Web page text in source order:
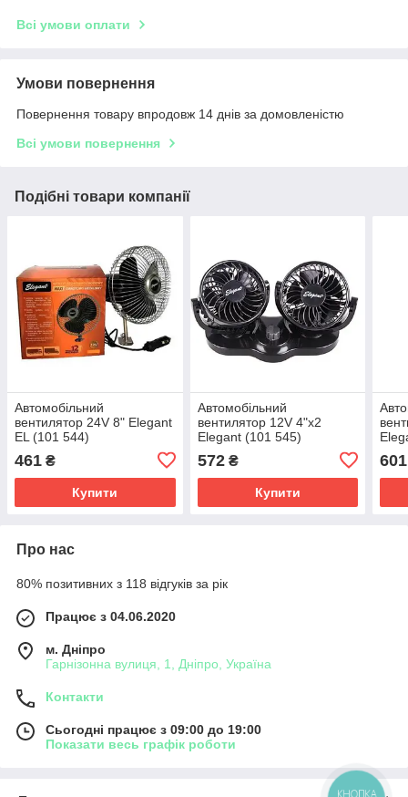
Всі умови оплати
Умови повернення
Повернення товару впродовж 14 днів за домовленістю
Всі умови повернення
Подібні товари компанії
Автомобільний
вентилятор 24V 8" Elegant
EL (101 544)
461 ₴
Купити
Автомобільний
вентилятор 12V 4"x2
Elegant (101 545)
572₴
Купити
601
Про нас
80% позитивних з 118 відгуків за рік
Працює з 04.06.2020
м. Дніпро
Гарнізонна вулиця, 1, Дніпро, Україна
Контакти
Сьогодні працює з 09:00 до 19:00
Показати весь графік роботи
КНОПКА